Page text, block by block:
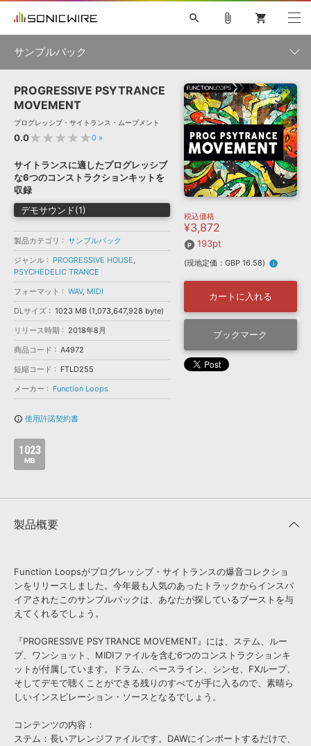
ソフト音源 »
プラグイン・エフェクト »
サンプルパック »
ソフトウェア／ツール »
DAW »
効果音 »
BGM »
特集 »
ニュースレター »
SONICWIREブログ »
製品サポート情報 »
DTMガイド »
FAQ »
お問い合わせ »
音楽カード
楽曲配信流通 サービス
無償のサウンド管理ソフト
APS
SLS
search
初音ミク NT 鏡音リン・レン V4X 巡音ルカ V4X
MEIKO V3
KAITO V3
TOONTRACK
SPITFIRE AUDIO
VIENNA
EZ DRUMMER 3 SERUM
ボーカル抜き出し
DUBSTEP
ELECTRONICA
EDM TRANCE MUTANT
ROUTER.FM
SONOCA
ソフト音源 プラグイン・エフェクト
ソフトウェア／ツール 効果音
attach_file shopping_cart
サンプルパック
製品一覧
メーカー
フォーマット
ランキング
PROGRESSIVE PSYTRANCE
MOVEMENT
プログレッシブ・サイトランス・ムーブメント
0.0★★★★★0 »
サイトランスに適したプログレッシブ
な6つのコンストラクションキットを
収録
デモサウンド(1)
製品カテゴリ
サンプルパック
ジャンル
PROGRESSIVE HOUSE,
PSYCHEDELIC TRANCE
フォーマット
WAV, MIDI
DLサイズ
1023 MB (1,073,647,928 byte)
リリース時期
2018年8月
商品コード
A4972
短縮コード
FTLD255
メーカー
Function Loops
info_outline 使用許諾契約書
1023
MB
税込価格
¥3,872
193pt
(現地定価：GBP 16.58) info
カートに入れる
ブックマーク
製品概要
Function Loopsがプログレッシブ・サイトランスの爆音コレクショ
ンをリリースしました。今年最も人気のあったトラックからインスパ
イアされたこのサンプルパックは、あなたが探しているブーストを与
えてくれるでしょう。
『PROGRESSIVE PSYTRANCE MOVEMENT』には、ステム、ルー
プ、ワンショット、MIDIファイルを含む6つのコンストラクションキ
ットが付属しています。ドラム、ベースライン、シンセ、FXループ、
そしてデモで聴くことができる残りのすべてが手に入るので、素晴ら
しいインスピレーション・ソースとなるでしょう。
コンテンツの内容：
ステム：長いアレンジファイルです。DAWにインポートするだけで、